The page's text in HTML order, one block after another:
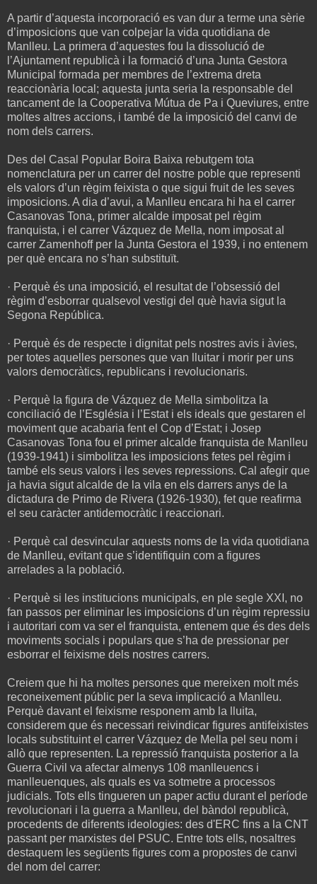
A partir d’aquesta incorporació es van dur a terme una sèrie
d’imposicions que van colpejar la vida quotidiana de
Manlleu. La primera d’aquestes fou la dissolució de
l’Ajuntament republicà i la formació d’una Junta Gestora
Municipal formada per membres de l’extrema dreta
reaccionària local; aquesta junta seria la responsable del
tancament de la Cooperativa Mútua de Pa i Queviures, entre
moltes altres accions, i també de la imposició del canvi de
nom dels carrers.
Des del Casal Popular Boira Baixa rebutgem tota
nomenclatura per un carrer del nostre poble que representi
els valors d’un règim feixista o que sigui fruit de les seves
imposicions. A dia d’avui, a Manlleu encara hi ha el carrer
Casanovas Tona, primer alcalde imposat pel règim
franquista, i el carrer Vázquez de Mella, nom imposat al
carrer Zamenhoff per la Junta Gestora el 1939, i no entenem
per què encara no s’han substituït.
· Perquè és una imposició, el resultat de l’obsessió del
règim d’esborrar qualsevol vestigi del què havia sigut la
Segona República.
· Perquè és de respecte i dignitat pels nostres avis i àvies,
per totes aquelles persones que van lluitar i morir per uns
valors democràtics, republicans i revolucionaris.
· Perquè la figura de Vázquez de Mella simbolitza la
conciliació de l’Església i l’Estat i els ideals que gestaren el
moviment que acabaria fent el Cop d’Estat; i Josep
Casanovas Tona fou el primer alcalde franquista de Manlleu
(1939-1941) i simbolitza les imposicions fetes pel règim i
també els seus valors i les seves repressions. Cal afegir que
ja havia sigut alcalde de la vila en els darrers anys de la
dictadura de Primo de Rivera (1926-1930), fet que reafirma
el seu caràcter antidemocràtic i reaccionari.
· Perquè cal desvincular aquests noms de la vida quotidiana
de Manlleu, evitant que s’identifiquin com a figures
arrelades a la població.
· Perquè si les institucions municipals, en ple segle XXI, no
fan passos per eliminar les imposicions d’un règim repressiu
i autoritari com va ser el franquista, entenem que és des dels
moviments socials i populars que s’ha de pressionar per
esborrar el feixisme dels nostres carrers.
Creiem que hi ha moltes persones que mereixen molt més
reconeixement públic per la seva implicació a Manlleu.
Perquè davant el feixisme responem amb la lluita,
considerem que és necessari reivindicar figures antifeixistes
locals substituint el carrer Vázquez de Mella pel seu nom i
allò que representen. La repressió franquista posterior a la
Guerra Civil va afectar almenys 108 manlleuencs i
manlleuenques, als quals es va sotmetre a processos
judicials. Tots ells tingueren un paper actiu durant el període
revolucionari i la guerra a Manlleu, del bàndol republicà,
procedents de diferents ideologies: des d'ERC fins a la CNT
passant per marxistes del PSUC. Entre tots ells, nosaltres
destaquem les següents figures com a propostes de canvi
del nom del carrer: